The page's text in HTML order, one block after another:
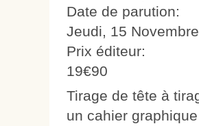
Date de parution:
Jeudi, 15
Prix éditeur:
19€90
Tirage de tête à
un cahier